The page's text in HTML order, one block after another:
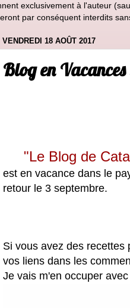
exclusivement à l'auteur
par conséquent interdits
VENDREDI 18 AOÛT 2017
Blog en Vacances
"Le Blog de
est en vacance dans le
retour le 3 septembre.
Si vous avez des recettes
vos liens dans les
Je vais m'en occuper